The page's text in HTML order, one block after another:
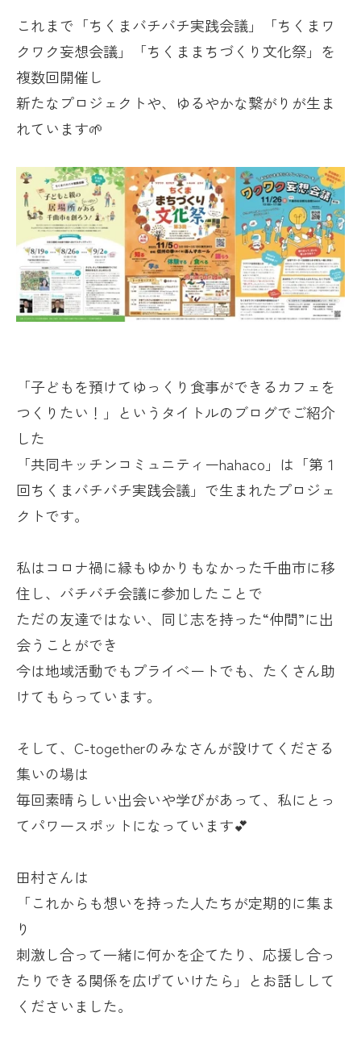
これまで「ちくまバチバチ実践会議」「ちくまワ
クワク妄想会議」「ちくままちづくり文化祭」を
複数回開催し
新たなプロジェクトや、ゆるやかな繋がりが生ま
れています🌱
「子どもを預けてゆっくり食事ができるカフェを
つくりたい！」というタイトルのブログでご紹介
した
「共同キッチンコミュニティーhahaco 」は「第１
回ちくまバチバチ実践会議」で生まれたプロジェ
クトです。
私はコロナ禍に縁もゆかりもなかった千曲市に移
住し、バチバチ会議に参加したことで
ただの友達ではない、同じ志を持った“仲間”に出
会うことができ
今は地域活動でもプライベートでも、たくさん助
けてもらっています。
そして、 C-togetherのみなさんが設けてくださる
集いの場は
毎回素晴らしい出会いや学びがあって、私にとっ
てパワースポットになっています💕
田村さんは
「これからも想いを持った人たちが定期的に集ま
り
刺激し合って一緒に何かを企てたり、応援し合っ
たりできる関係を広げていけたら」とお話しして
くださいました。